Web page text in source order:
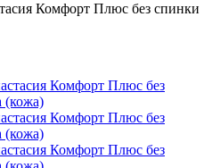
Комфорт Плюс без спинки